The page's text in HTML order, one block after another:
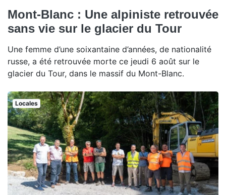
Mont-Blanc : Une alpiniste retrouvée
sans vie sur le glacier du Tour
Une femme d’une soixantaine d’années, de nationalité
russe, a été retrouvée morte ce jeudi 6 août sur le
glacier du Tour, dans le massif du Mont-Blanc.
Locales